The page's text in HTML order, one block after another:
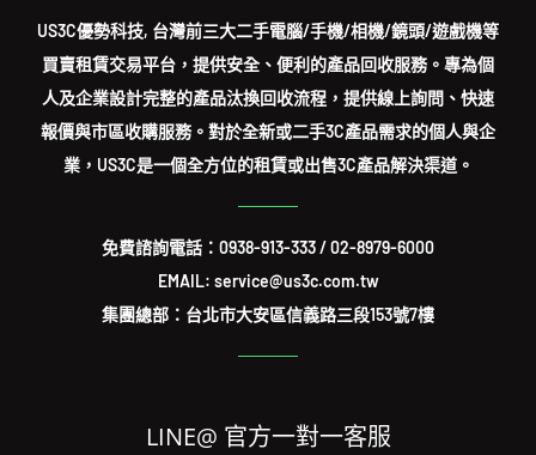
US3C優勢科技, 台灣前三大二手電腦/手機/相機/鏡頭/遊戲機等
買賣租賃交易平台，提供安全、便利的產品回收服務。專為個
人及企業設計完整的產品汰換回收流程，提供線上詢問、快速
報價與市區收購服務。對於全新或二手3C產品需求的個人與企
業，US3C是一個全方位的租賃或出售3C產品解決渠道。
免費諮詢電話： 0938-913-333/02-8979-6000
EMAIL: service@us3c.com.tw
集團總部：台北市大安區信義路三段153號7樓
LINE@ 官方一對一客服